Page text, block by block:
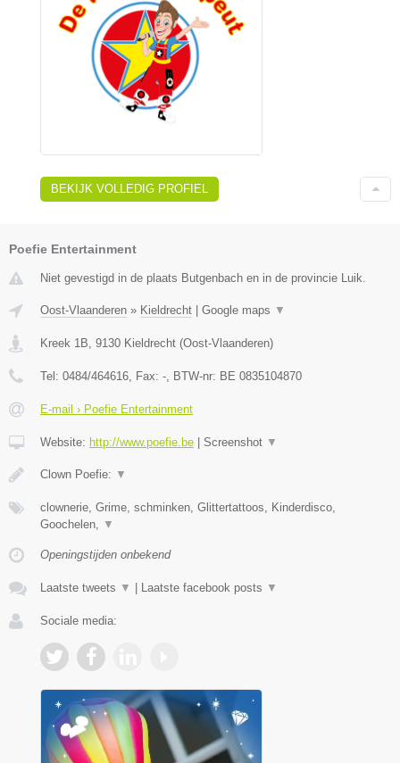
BEKIJK VOLLEDIG PROFIEL
Poefie Entertainment
Niet gevestigd in de plaats Butgenbach en in de provincie Luik.
Oost-Vlaanderen » Kieldrecht | Google maps ▼
Kreek 1B 9130 Kieldrecht (Oost-Vlaanderen)
Tel: 0484/464616 , Fax: - , BTW-nr: BE 0835104870
E-mail › Poefie Entertainment
Website: http://www.poefie.be | Screenshot ▼
Clown Poefie: ▼
clownerie, Grime, schminken, Glittertattoos, Kinderdisco,
Goochelen,
▼
Openingstijden onbekend
Laatste tweets ▼ | Laatste facebook posts ▼
Sociale media: